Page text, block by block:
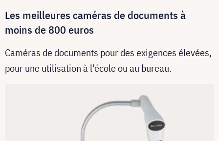
Les meilleures caméras de documents à
moins de 800 euros
Caméras de documents pour des exigences élevées,
pour une utilisation à l'école ou au bureau.